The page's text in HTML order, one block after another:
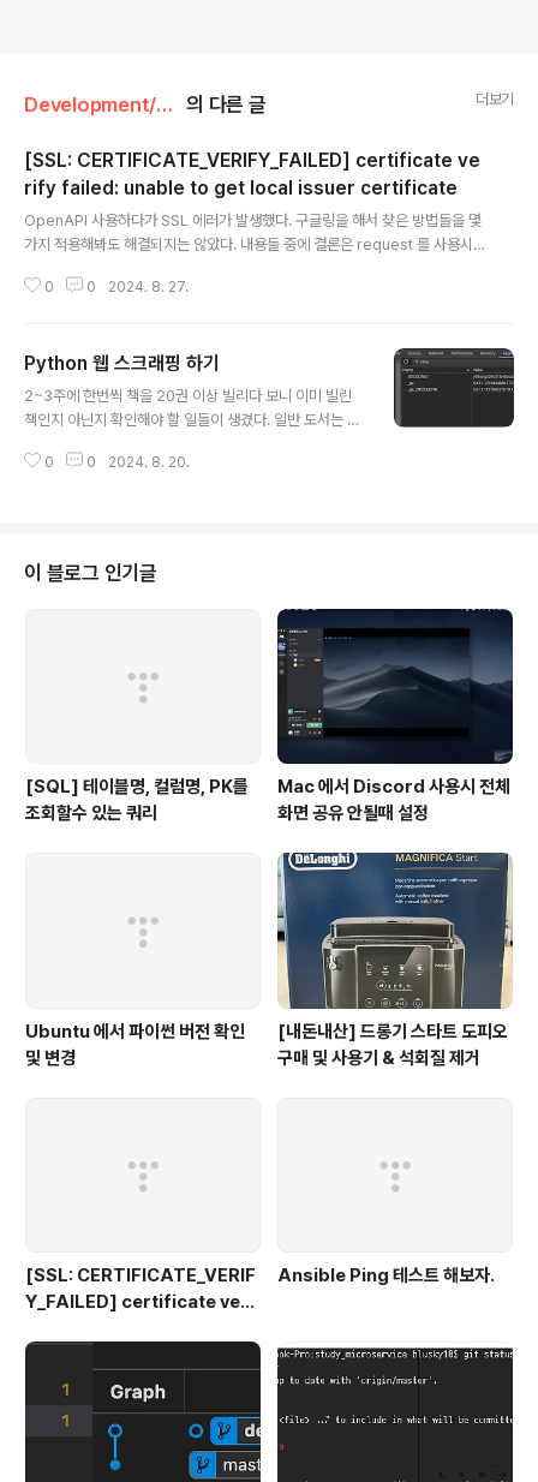
Development/Python 의 다른 글 더보기
[SSL: CERTIFICATE_VERIFY_FAILED] certificate ve
rify failed: unable to get local issuer certificate
OpenAPI 사용하다가 SSL 에러가 발생했다. 구글링을 해서 찾은 방법들을 몇
가지 적용해봐도 해결되지는 않았다. 내용들 중에 결론은 request 를 사용시 v
eback (most recent call last): File "c:\workspace\.venv\Lib\site-p
px\_transports\default.py", line 233, in handle_request ..
0 0 2024. 8. 27.
Python 웹 스크래핑 하기
2~3주에 한번씩 책을 20권 이상 빌리다 보니 이미 빌린
책인지 아닌지 확인해야 할 일들이 생겼다. 일반 도서는 상
다. 이유는 대여 목록해 잡지의 정보가 제목만 나왔기 때문
을 해봤다.아래 코드는 대출 목록페이지에 있는 화면에서
링크를 가져오는 코드이다. def get_file_list_from_sit
0 0 2024. 8. 20.
이 블로그 인기글
[SQL] 테이블명, 컬럼명, PK를
조회할수 있는 쿼리
Mac 에서 Discord 사용시 전체
화면 공유 안될때 설정
Ubuntu 에서 파이썬 버전 확인
및 변경
[내돈내산] 드롱기 스타트 도피오
구매 및 사용기 & 석회질 제거
[SSL: CERTIFICATE_VERIF
Y_FAILED] certificate veri
al issuer certificate
Ansible Ping 테스트 해보자.